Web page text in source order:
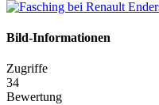
Bild-Informationen
Zugriffe
34
Bewertung